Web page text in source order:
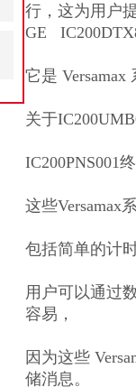
行，这为用户
GE
它是
关于
IC200PNS001
这些Versamax
包括简单的计
用户可以通过
容易，
因为这些
储消息。